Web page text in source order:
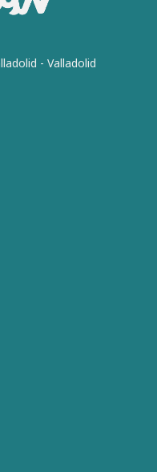
- Valladolid